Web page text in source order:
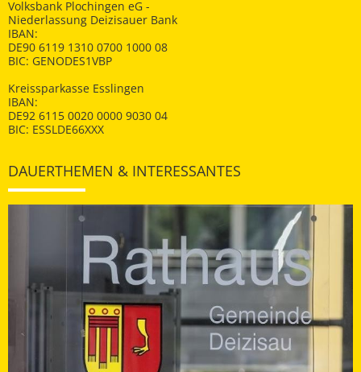
Volksbank Plochingen eG -
Niederlassung Deizisauer Bank
IBAN:
DE90 6119 1310 0700 1000 08
BIC: GENODES1VBP
Kreissparkasse Esslingen
IBAN:
DE92 6115 0020 0000 9030 04
BIC: ESSLDE66XXX
DAUERTHEMEN & INTERESSANTES